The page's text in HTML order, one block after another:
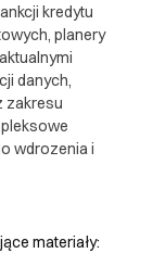
kredytu
planery
danych,
zakresu
wdrozenia i
materiały: